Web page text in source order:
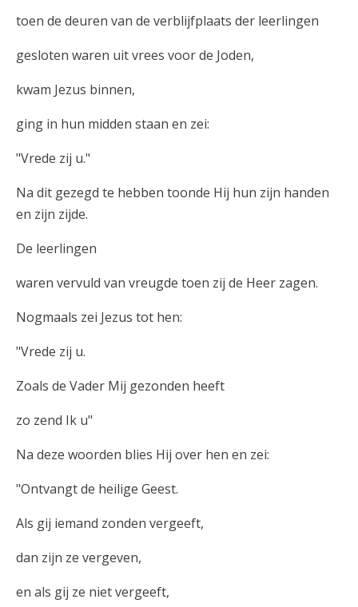
toen de deuren van de verblijfplaats der leerlingen
gesloten waren uit vrees voor de Joden,
kwam Jezus binnen,
ging in hun midden staan en zei:
"Vrede zij u."
Na dit gezegd te hebben toonde Hij hun zijn handen
en zijn zijde.
De leerlingen
waren vervuld van vreugde toen zij de Heer zagen.
Nogmaals zei Jezus tot hen:
"Vrede zij u.
Zoals de Vader Mij gezonden heeft
zo zend Ik u"
Na deze woorden blies Hij over hen en zei:
"Ontvangt de heilige Geest.
Als gij iemand zonden vergeeft,
dan zijn ze vergeven,
en als gij ze niet vergeeft,